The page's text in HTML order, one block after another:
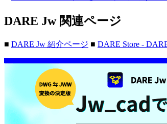
DARE Jw 関連ページ
■ DARE Jw 紹介ページ ■ DARE Store -